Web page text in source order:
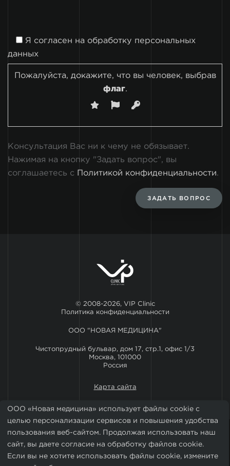
Я согласен на обработку персональных
данных
Пожалуйста, докажите, что вы человек, выбрав
флаг.
Консультация Вас ни к чему не обязывает.
Нажимая на кнопку "Задать вопрос", вы
соглашаетесь с Политикой конфиденциальности.
ЗАДАТЬ ВОПРОС
© 2008-2026, VIP Clinic
Политика конфиденциальности
ООО "НОВАЯ МЕДИЦИНА"
Чистопрудный бульвар, дом 17, стр.1, офис 1/3
Москва, 101000
Россия
Карта сайта
ООО «Новая медицина» использует файлы cookie с
целью персонализации сервисов и повышения удобства
пользования веб-сайтом. Продолжая использовать наш
сайт, вы даете согласие на обработку файлов cookie.
Если вы не хотите использовать файлы cookie, измените